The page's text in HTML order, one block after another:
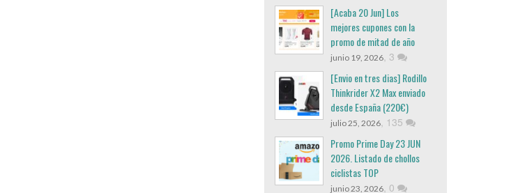
[Acaba 20 Jun] Los
mejores cupones con la
promo de mitad de año
junio 19, 2026, 3
[Envio en tres dias] Rodillo
Thinkrider X2 Max enviado
desde España (220€)
julio 25, 2026, 135
Promo Prime Day 23 JUN
2026. Listado de chollos
ciclistas TOP
junio 23, 2026, 0